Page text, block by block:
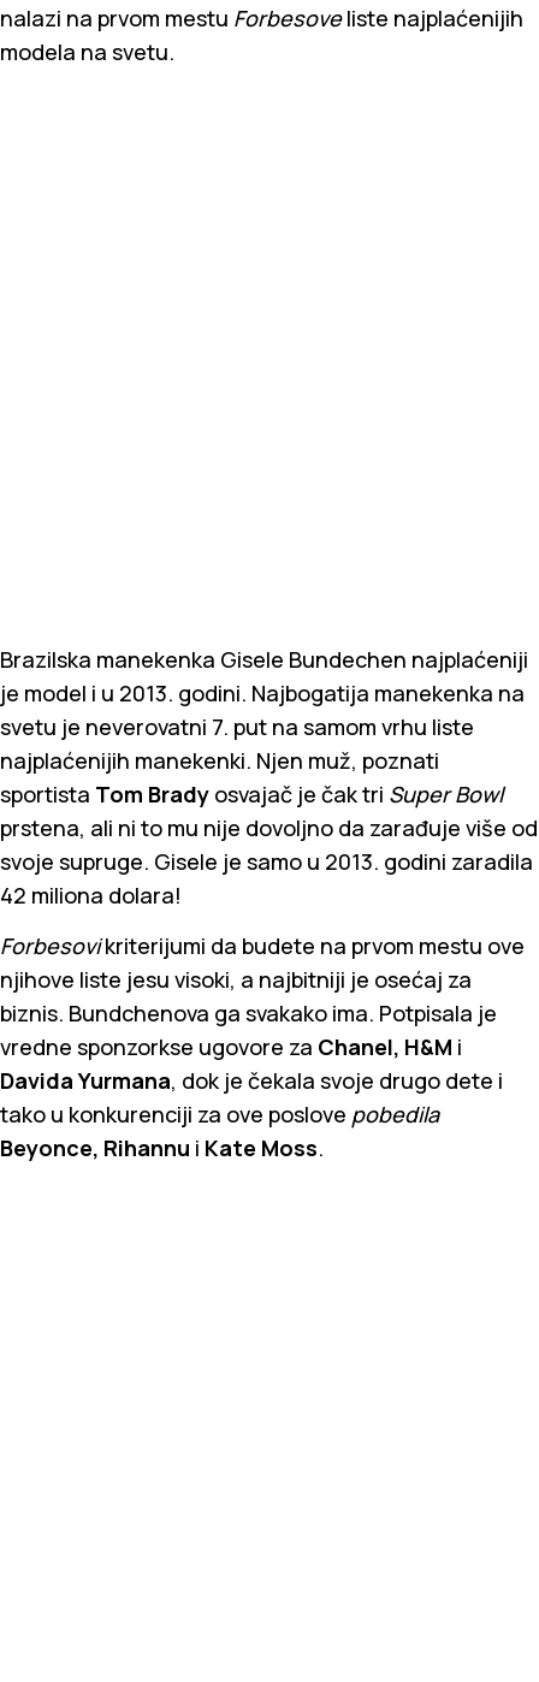
nalazi na prvom mestu Forbesoveliste najplaćenijih
modela na svetu.
Brazilska manekenka Gisele Bundechen najplaćeniji
je model i u 2013. godini. Najbogatija manekenka na
svetu je neverovatni 7. put na samom vrhu liste
najplaćenijih manekenki. Njen muž, poznati
sportista Tom Brady osvajač je čak tri Super Bowl
prstena, ali ni to mu nije dovoljno da zarađuje više od
svoje supruge. Gisele je samo u 2013. godini zaradila
42 miliona dolara!
Forbesovikriterijumi da budete na prvom mestu ove
njihove liste jesu visoki, a najbitniji je osećaj za
biznis. Bundchenova ga svakako ima. Potpisala je
vredne sponzorkse ugovore za Chanel, H&M i
Davida Yurmana, dok je čekala svoje drugo dete i
tako u konkurenciji za ove poslove pobedila
Beyonce, Rihannu i Kate Moss.